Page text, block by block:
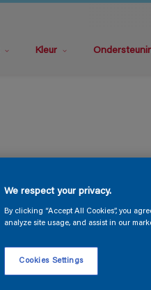
Kleur
We respect your privacy.
By clicking “Accept All Cookies”, you
analyze site usage, and assist in our
Cookies Settings